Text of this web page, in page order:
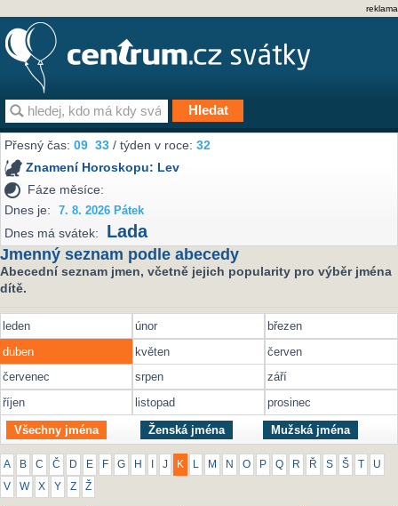
reklama
Přesný čas:09 33 / týden v roce:32
Znamení Horoskopu: Lev
Fáze měsíce:
Dnes je:
7. 8. 2026 Pátek
Dnes má svátek: Lada
Jmenný seznam podle abecedy
Abecední seznam jmen, včetně jejich popularity pro výběr jména
dítě.
leden únor
březen
duben
květen
červen
červenec
srpen
září
říjen
listopad prosinec
Všechny jména Ženská jména Mužská jména
A B C Č D E F G H J K M N O P Q R Ř S Š U
V W X Y Z Ž